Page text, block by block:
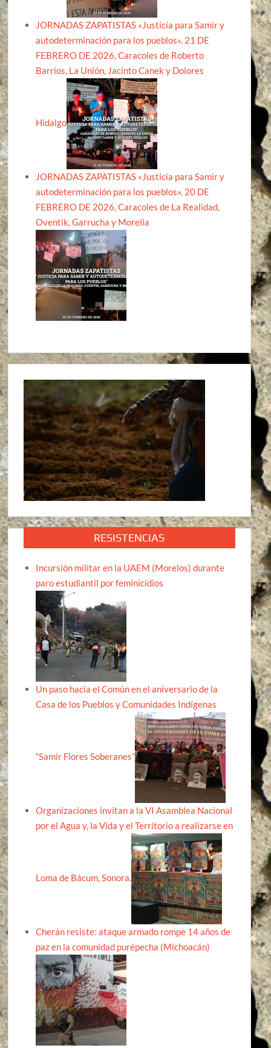
JORNADAS ZAPATISTAS «Justicia para Samir y
autodeterminación para los pueblos». 21 DE
FEBRERO DE 2026, Caracoles de Roberto
Barrios, La Unión, Jacinto Canek y Dolores
Hidalgo
JORNADAS ZAPATISTAS «Justicia para Samir y
autodeterminación para los pueblos». 20 DE
FEBRERO DE 2026, Caracoles de La Realidad,
Oventik, Garrucha y Morelia
RESISTENCIAS
Incursión militar en la UAEM (Morelos) durante
paro estudiantil por feminicidios
Un paso hacia el Común en el aniversario de la
Casa de los Pueblos y Comunidades Indígenas
“Samir Flores Soberanes”
Organizaciones invitan a la VI Asamblea Nacional
por el Agua y, la Vida y el Territorio a realizarse en
Loma de Bácum, Sonora.
Cherán resiste: ataque armado rompe 14 años de
paz en la comunidad purépecha (Michoacán)